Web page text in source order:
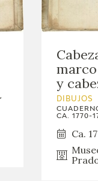
y
DIBUJOS
CA. 1770-
Ca.